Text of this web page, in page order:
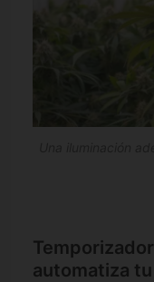
automatiza